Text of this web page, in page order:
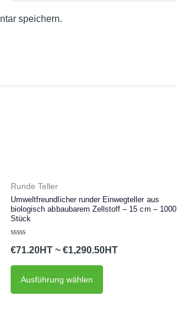
speichern.
Runde Teller
Umweltfreundlicher runder Einwegteller aus
biologisch abbaubarem Zellstoff – 15 cm – 1000
Stück
mit
von
€71.20 ~ €1,290.50
Ausführung wählen
Produkt
weist
Optionen